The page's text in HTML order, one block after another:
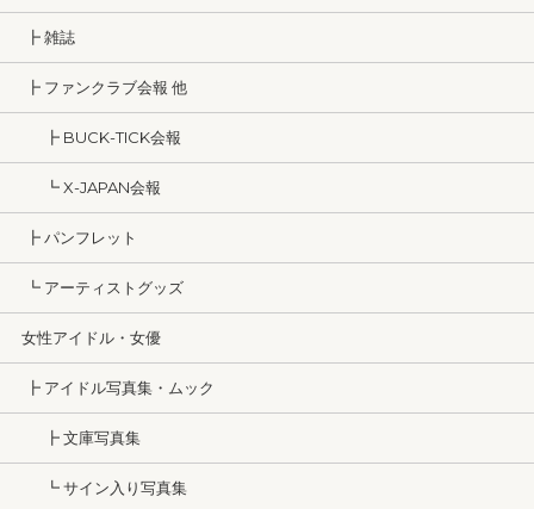
┣ 雑誌
┣ ファンクラブ会報 他
┣ BUCK-TICK会報
┗ X-JAPAN会報
┣ パンフレット
┗ アーティストグッズ
女性アイドル・女優
┣ アイドル写真集・ムック
┣ 文庫写真集
┗ サイン入り写真集